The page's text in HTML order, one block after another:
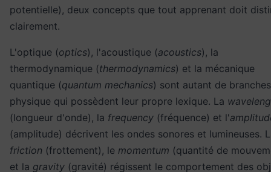
potentielle), deux concepts que tout apprenant doit
clairement.
L'optique (optics), l'acoustique (acoustics), la
thermodynamique (thermodynamics) et la mécanique
quantique (quantum mechanics) sont autant de
physique qui possèdent leur propre lexique. La
(longueur d'onde), la frequency (fréquence) et l'
(amplitude) décrivent les ondes sonores et lumineuses.
friction (frottement), le momentum (quantité de
et la gravity (gravité) régissent le comportement des